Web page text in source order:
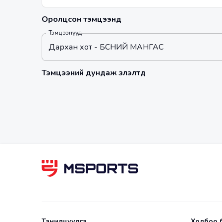
Оролцсон тэмцээнүүд
Тэмцээнүүд
Дархан хот - БҮСНИЙ МАНГАС
Тэмцээний дундаж үзүүлэлтүүд